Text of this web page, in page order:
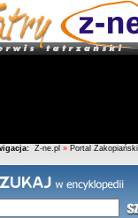
Z-ne.pl » Portal Zakopiański